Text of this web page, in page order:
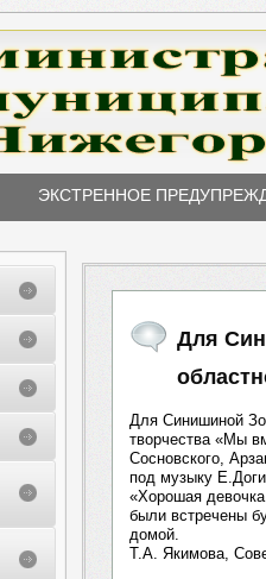
ЭКСТРЕННОЕ
Для
Для Синишиной
творчества «Мы
Сосновского,
под музыку
«Хорошая
были встречены
домой.
Т.А. Якимова,